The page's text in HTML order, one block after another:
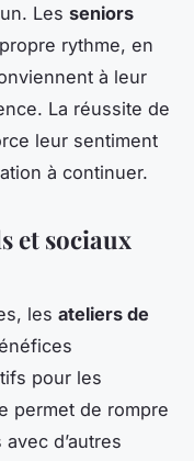
Les seniors
rythme, en
à leur
La réussite de
leur sentiment
à continuer.
et sociaux
les ateliers de
pour les
permet de rompre
d’autres